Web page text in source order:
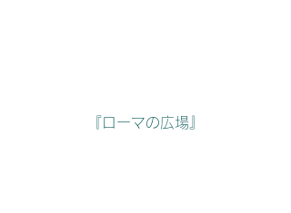
『ローマの広場』